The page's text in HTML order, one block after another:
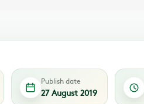
Publish date
27 August 2019